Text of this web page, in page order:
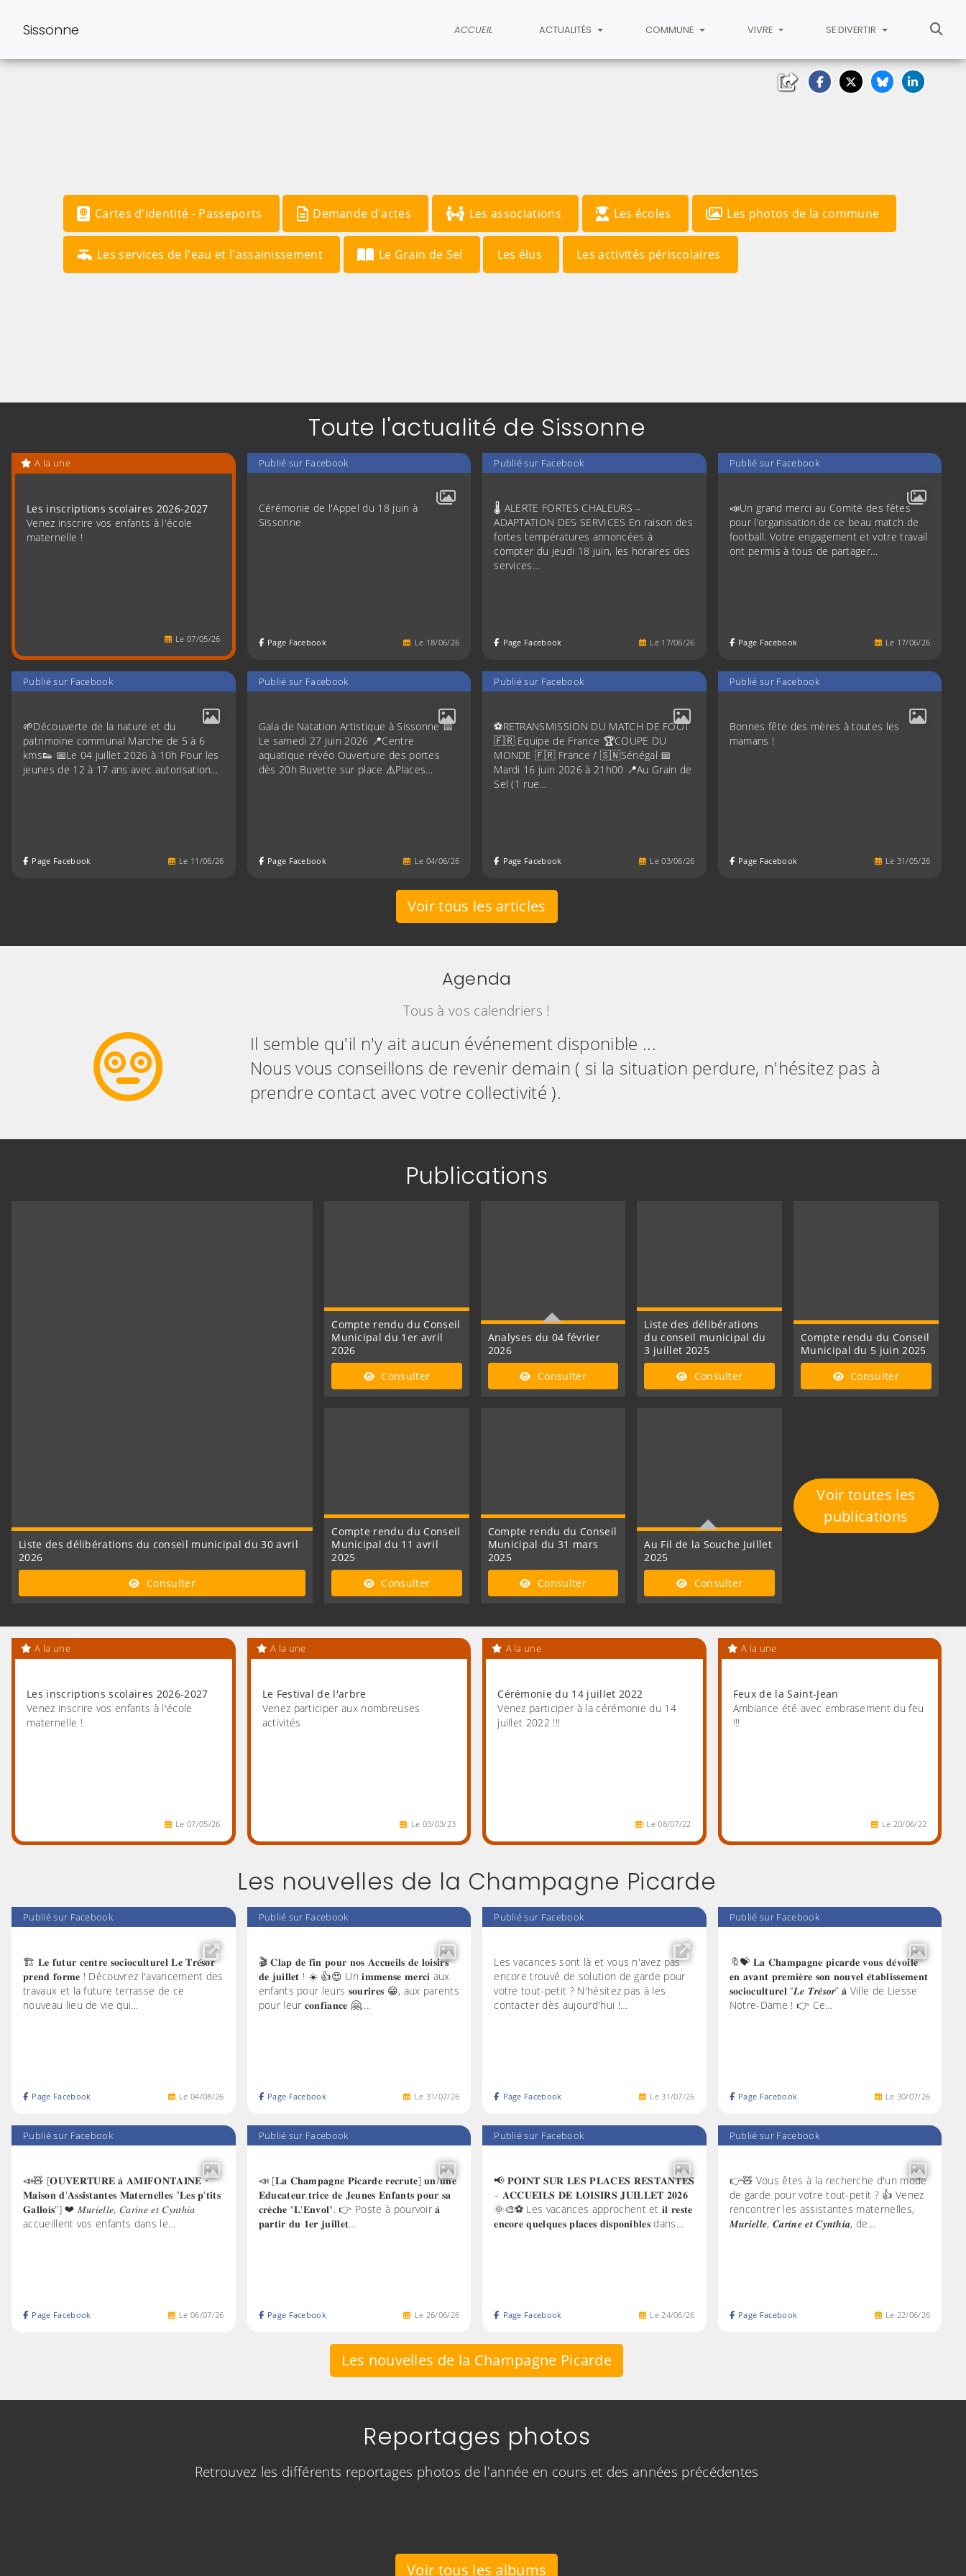
Sissonne ACCUEIL ACTUALITÉS COMMUNE VIVRE SE DIVERTIR
Cartes d'identité - Passeports Demande d'actes Les associations Les écoles Les photos de la commune
Les services de l'eau et l'assainissement Le Grain de Sel Les élus Les activités périscolaires
Toute l'actualité de Sissonne
A la une
Les inscriptions scolaires 2026-2027
Venez inscrire vos enfants à l'école
maternelle !
Le07/05/26
Publié sur Facebook
Cérémonie de l'Appel du 18 juin à
Sissonne
Le 18/06/26
Page Facebook
Publié sur Facebook
🌡️ ALERTE FORTES CHALEURS –
ADAPTATION DES SERVICES En raison des
fortes températures annoncées à
compter du jeudi 18 juin, les horaires des
services…
Le 17/06/26
Page Facebook
Publié sur Facebook
📣Un grand merci au Comité des fêtes
pour l’organisation de ce beau match de
football. Votre engagement et votre travail
ont permis à tous de partager…
Le 17/06/26
Page Facebook
Publié sur Facebook
🌱Découverte de la nature et du
patrimoine communal Marche de 5 à 6
kms👟 📅Le 04 juillet 2026 à 10h Pour les
jeunes de 12 à 17 ans avec autorisation…
Le 11 /06/26
Page Facebook
Publié sur Facebook
Gala de Natation Artistique à Sissonne 📅
Le samedi 27 juin 2026 📍Centre
aquatique révéo Ouverture des portes
dès 20h Buvette sur place ⚠️Places…
Le 04/06/26
Page Facebook
Publié sur Facebook
⚽️RETRANSMISSION DU MATCH DE FOOT
🇫🇷 Equipe de France 🏆COUPE DU
MONDE 🇫🇷 France / 🇸🇳Sénégal 📅
Mardi 16 juin 2026 à 21h00 📍Au Grain de
Sel (1 rue…
Le03/06/26
Page Facebook
Publié sur Facebook
Bonnes fête des mères à toutes les
mamans !
Le 31/05/26
Page Facebook
Voir tous les articles
Agenda
Tous à vos calendriers !
Il semble qu'il n'y ait aucun événement disponible ...
Nous vous conseillons de revenir demain ( si la situation perdure, n'hésitez pas à
prendre contact avec votre collectivité ).
Publications
Liste des délibérations du conseil municipal du 30 avril
2026
Consulter
Compte rendu du Conseil
Municipal du 1er avril
2026
Consulter
Analyses du 04 février
2026
Vous trouverez le détail
des résultats de l'analyse
Consulter
Liste des délibérations
du conseil municipal du
3 juillet 2025
Consulter
Compte rendu du Conseil
Municipal du 5 juin 2025
Consulter
Compte rendu du Conseil
Municipal du 11 avril
2025
Consulter
Compte rendu du Conseil
Municipal du 31 mars
2025
Consulter
Au Fil de la Souche Juillet
2025
Le bulletin municipal:
Besoin d'une information,
Consulter
Voir toutes les
publications
A la une
Les inscriptions scolaires 2026-2027
Venez inscrire vos enfants à l'école
maternelle !
Le07/05/26
A la une
Le Festival de l'arbre
Venez participer aux nombreuses
activités
Le 03/03/23
A la une
Cérémonie du 14 juillet 2022
Venez participer à la cérémonie du 14
juillet 2022 !!!
Le08/07/22
A la une
Feux de la Saint-Jean
Ambiance été avec embrasement du feu
!!!
Le 20/06/22
Les nouvelles de la Champagne Picarde
Publié sur Facebook
🏗️ 𝐋𝐞 𝐟𝐮𝐭𝐮𝐫 𝐜𝐞𝐧𝐭𝐫𝐞 𝐬𝐨𝐜𝐢𝐨𝐜𝐮𝐥𝐭𝐮𝐫𝐞𝐥 𝐋𝐞 𝐓𝐫𝐞́𝐬𝐨𝐫
𝐩𝐫𝐞𝐧𝐝 𝐟𝐨𝐫𝐦𝐞 ! Découvrez l'avancement des
travaux et la future terrasse de ce
nouveau lieu de vie qui…
Le04/08/26
Page Facebook
Publié sur Facebook
🎬 𝐂𝐥𝐚𝐩 𝐝𝐞 𝐟𝐢𝐧 𝐩𝐨𝐮𝐫 𝐧𝐨𝐬 𝐀𝐜𝐜𝐮𝐞𝐢𝐥𝐬 𝐝𝐞 𝐥𝐨𝐢𝐬𝐢𝐫𝐬
𝐝𝐞 𝐣𝐮𝐢𝐥𝐥𝐞𝐭 ! ☀️ 👍😍 Un 𝐢𝐦𝐦𝐞𝐧𝐬𝐞 𝐦𝐞𝐫𝐜𝐢 aux
enfants pour leurs 𝐬𝐨𝐮𝐫𝐢𝐫𝐞𝐬 😁, aux parents
pour leur 𝐜𝐨𝐧𝐟𝐢𝐚𝐧𝐜𝐞 🤗,…
Le 31/07/26
Page Facebook
Publié sur Facebook
Les vacances sont là et vous n'avez pas
encore trouvé de solution de garde pour
votre tout-petit ? N'hésitez pas à les
contacter dès aujourd'hui !…
Le31/07/26
Page Facebook
Publié sur Facebook
🔖💝 𝐋𝐚 𝐂𝐡𝐚𝐦𝐩𝐚𝐠𝐧𝐞 𝐩𝐢𝐜𝐚𝐫𝐝𝐞 𝐯𝐨𝐮𝐬 𝐝𝐞́𝐯𝐨𝐢𝐥𝐞
𝐞𝐧 𝐚𝐯𝐚𝐧𝐭 𝐩𝐫𝐞𝐦𝐢𝐞̀𝐫𝐞 𝐬𝐨𝐧 𝐧𝐨𝐮𝐯𝐞𝐥 𝐞́𝐭𝐚𝐛𝐥𝐢𝐬𝐬𝐞𝐦𝐞𝐧𝐭
𝐬𝐨𝐜𝐢𝐨𝐜𝐮𝐥𝐭𝐮𝐫𝐞𝐥 “𝑳𝒆 𝑻𝒓𝒆́𝒔𝒐𝒓” 𝐚̀ Ville de Liesse
Notre-Dame ! 👉 Ce…
Le 30/07/26
Page Facebook
Publié sur Facebook
📣🧸 [𝐎𝐔𝐕𝐄𝐑𝐓𝐔𝐑𝐄 𝐚̀ 𝐀𝐌𝐈𝐅𝐎𝐍𝐓𝐀𝐈𝐍𝐄 •
𝐌𝐚𝐢𝐬𝐨𝐧 𝐝'𝐀𝐬𝐬𝐢𝐬𝐭𝐚𝐧𝐭𝐞𝐬 𝐌𝐚𝐭𝐞𝐫𝐧𝐞𝐥𝐥𝐞𝐬 "𝐋𝐞𝐬 𝐩'𝐭𝐢𝐭𝐬
𝐆𝐚𝐥𝐥𝐨𝐢𝐬"] ❤ 𝑀𝑢𝑟𝑖𝑒𝑙𝑙𝑒, 𝐶𝑎𝑟𝑖𝑛𝑒 𝑒𝑡 𝐶𝑦𝑛𝑡ℎ𝑖𝑎
accueillent vos enfants dans le…
Le06/07/26
Page Facebook
Publié sur Facebook
📣 [𝐋𝐚 𝐂𝐡𝐚𝐦𝐩𝐚𝐠𝐧𝐞 𝐏𝐢𝐜𝐚𝐫𝐝𝐞 𝐫𝐞𝐜𝐫𝐮𝐭𝐞] 𝐮𝐧/𝐮𝐧𝐞
𝐄𝐝𝐮𝐜𝐚𝐭𝐞𝐮𝐫.𝐭𝐫𝐢𝐜𝐞 𝐝𝐞 𝐉𝐞𝐮𝐧𝐞𝐬 𝐄𝐧𝐟𝐚𝐧𝐭𝐬 𝐩𝐨𝐮𝐫 𝐬𝐚
𝐜𝐫𝐞̀𝐜𝐡𝐞 "𝐋'𝐄𝐧𝐯𝐨𝐥". 👉 Poste à pourvoir 𝐚̀
𝐩𝐚𝐫𝐭𝐢𝐫 𝐝𝐮 𝟏𝐞𝐫 𝐣𝐮𝐢𝐥𝐥𝐞𝐭…
Le 26/06/26
Page Facebook
Publié sur Facebook
📢 𝐏𝐎𝐈𝐍𝐓 𝐒𝐔𝐑 𝐋𝐄𝐒 𝐏𝐋𝐀𝐂𝐄𝐒 𝐑𝐄𝐒𝐓𝐀𝐍𝐓𝐄𝐒
– 𝐀𝐂𝐂𝐔𝐄𝐈𝐋𝐒 𝐃𝐄 𝐋𝐎𝐈𝐒𝐈𝐑𝐒 𝐉𝐔𝐈𝐋𝐋𝐄𝐓 𝟐𝟎𝟐𝟔
🌞🎨⚽ Les vacances approchent et 𝐢𝐥 𝐫𝐞𝐬𝐭𝐞
𝐞𝐧𝐜𝐨𝐫𝐞 𝐪𝐮𝐞𝐥𝐪𝐮𝐞𝐬 𝐩𝐥𝐚𝐜𝐞𝐬 𝐝𝐢𝐬𝐩𝐨𝐧𝐢𝐛𝐥𝐞𝐬 dans…
Le24/06/26
Page Facebook
Publié sur Facebook
👉🧸 Vous êtes à la recherche d'un mode
de garde pour votre tout-petit ? 👍 Venez
rencontrer les assistantes maternelles,
𝑴𝒖𝒓𝒊𝒆𝒍𝒍𝒆, 𝑪𝒂𝒓𝒊𝒏𝒆 𝒆𝒕 𝑪𝒚𝒏𝒕𝒉𝒊𝒂, de…
Le 22/06/26
Page Facebook
Les nouvelles de la Champagne Picarde
Reportages photos
Retrouvez les différents reportages photos de l'année en cours et des années précédentes
Voir tous les albums